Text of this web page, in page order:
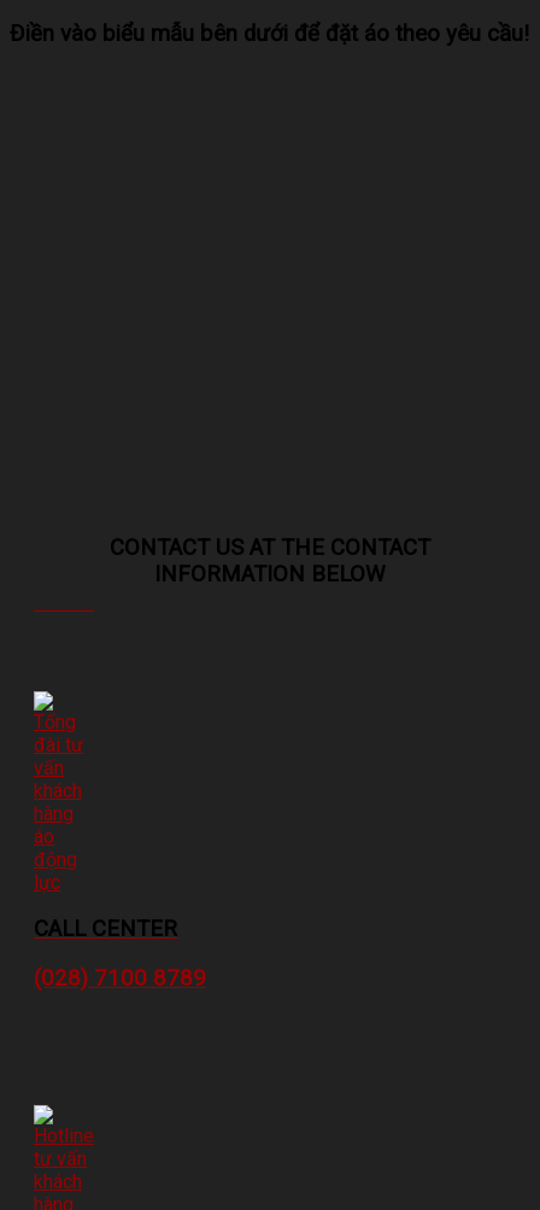
Điền vào biểu mẫu bên dưới để đặt áo theo yêu cầu!
CONTACT US AT THE CONTACT
INFORMATION BELOW
CALL CENTER
(028) 7100 8789